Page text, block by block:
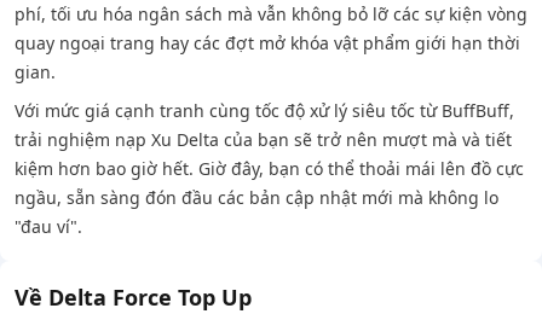
phí, tối ưu hóa ngân sách mà vẫn không bỏ lỡ các sự kiện vòng
quay ngoại trang hay các đợt mở khóa vật phẩm giới hạn thời
gian.
Với mức giá cạnh tranh cùng tốc độ xử lý siêu tốc từ BuffBuff,
trải nghiệm nạp Xu Delta của bạn sẽ trở nên mượt mà và tiết
kiệm hơn bao giờ hết. Giờ đây, bạn có thể thoải mái lên đồ cực
ngầu, sẵn sàng đón đầu các bản cập nhật mới mà không lo
"đau ví".
Về Delta Force Top Up